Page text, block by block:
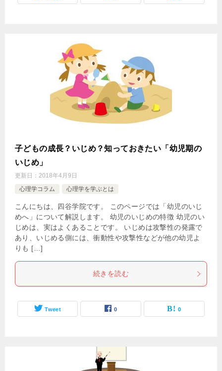
子どもの成長？いじめ？知っておきたい「幼児期の
いじめ」
更新日： 2018年4月9日
心理学コラム
心理学を学ぶとは
こんにちは、四谷学院です。 このページでは「幼児のいじ
めへ」について解説します。 幼児のいじめの特徴 幼児のい
じめは、実はよくあることです。 いじめは攻撃性の発露で
あり、いじめる側には、衝動性や攻撃性などが他の幼児よ
りも […]
続きを読む
Tweet 0 0